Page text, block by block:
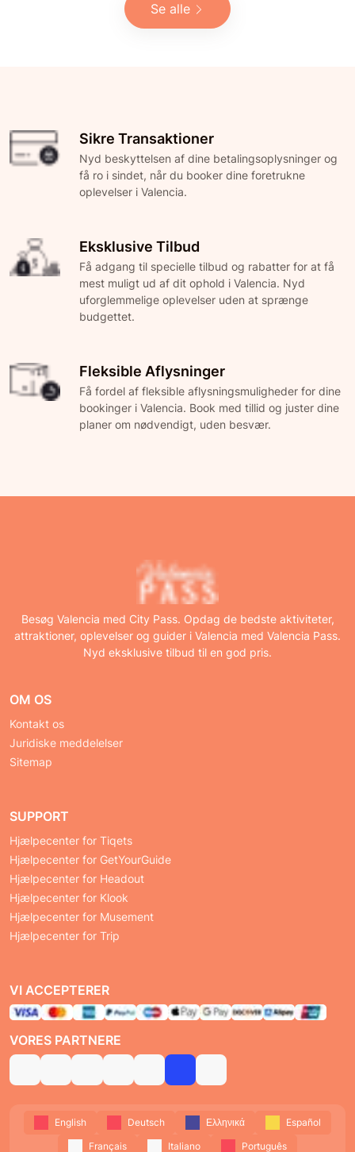
Se alle
Sikre Transaktioner
Nyd beskyttelsen af dine betalingsoplysninger og
få ro i sindet, når du booker dine foretrukne
oplevelser i Valencia.
Eksklusive Tilbud
Få adgang til specielle tilbud og rabatter for at få
mest muligt ud af dit ophold i Valencia. Nyd
uforglemmelige oplevelser uden at sprænge
budgettet.
Fleksible Aflysninger
Få fordel af fleksible aflysningsmuligheder for dine
bookinger i Valencia. Book med tillid og juster dine
planer om nødvendigt, uden besvær.
Besøg Valencia med City Pass. Opdag de bedste aktiviteter,
attraktioner, oplevelser og guider i Valencia med Valencia Pass.
Nyd eksklusive tilbud til en god pris.
OM OS
Kontakt os
Juridiske meddelelser
Sitemap
SUPPORT
Hjælpecenter for Tiqets
Hjælpecenter for GetYourGuide
Hjælpecenter for Headout
Hjælpecenter for Klook
Hjælpecenter for Musement
Hjælpecenter for Trip
VI ACCEPTERER
VORES PARTNERE
English Deutsch Ελληνικά
Español
Français
Italiano Português